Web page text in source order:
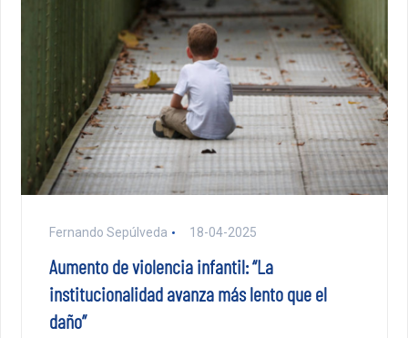
Fernando Sepúlveda 18-04-2025
Aumento de violencia infantil: “La
institucionalidad avanza más lento que el
daño”